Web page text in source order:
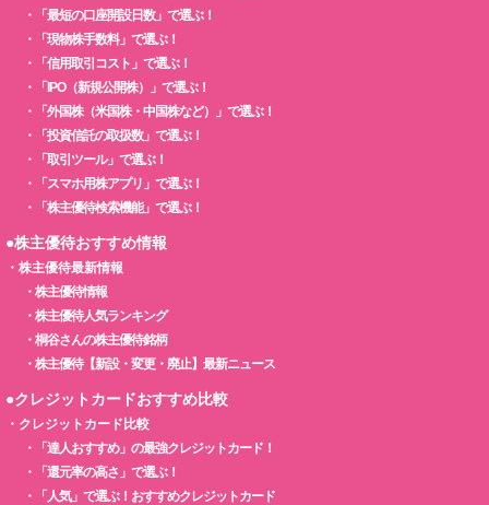
・
「最短の口座開設日数」で選ぶ！
・
「現物株手数料」で選ぶ！
・
「信用取引コスト」で選ぶ！
・
「IPO（新規公開株）」で選ぶ！
・
「外国株（米国株・中国株など）」で選ぶ！
・
「投資信託の取扱数」で選ぶ！
・
「取引ツール」で選ぶ！
・
「スマホ用株アプリ」で選ぶ！
・
「株主優待検索機能」で選ぶ！
●株主優待おすすめ情報
・ 株主優待最新情報
・ 株主優待情報
・ 株主優待人気ランキング
・ 桐谷さんの株主優待銘柄
・ 株主優待【新設・変更・廃止】最新ニュース
●クレジットカードおすすめ比較
・ クレジットカード比較
・
「達人おすすめ」の最強クレジットカード！
・
「還元率の高さ」で選ぶ！
・
「人気」で選ぶ！おすすめクレジットカード